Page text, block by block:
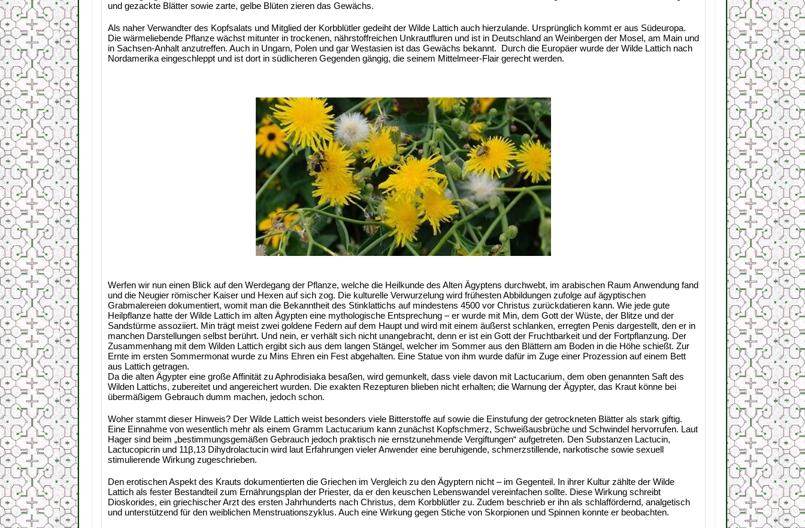
und gezackte Blätter sowie zarte, gelbe Blüten zieren das Gewächs.
Als naher Verwandter des Kopfsalats und Mitglied der Korbblütler gedeiht der Wilde Lattich auch hierzulande. Ursprünglich kommt er aus Südeuropa.
Die wärmeliebende Pflanze wächst mitunter in trockenen, nährstoffreichen Unkrautfluren und ist in Deutschland an Weinbergen der Mosel, am Main und
in Sachsen-Anhalt anzutreffen. Auch in Ungarn, Polen und gar Westasien ist das Gewächs bekannt. Durch die Europäer wurde der Wilde Lattich nach
Nordamerika eingeschleppt und ist dort in südlicheren Gegenden gängig, die seinem Mittelmeer-Flair gerecht werden.
Werfen wir nun einen Blick auf den Werdegang der Pflanze, welche die Heilkunde des Alten Ägyptens durchwebt, im arabischen Raum Anwendung fand
und die Neugier römischer Kaiser und Hexen auf sich zog. Die kulturelle Verwurzelung wird frühesten Abbildungen zufolge auf ägyptischen
Grabmalereien dokumentiert, womit man die Bekanntheit des Stinklattichs auf mindestens 4500 vor Christus zurückdatieren kann. Wie jede gute
Heilpflanze hatte der Wilde Lattich im alten Ägypten eine mythologische Entsprechung – er wurde mit Min, dem Gott der Wüste, der Blitze und der
Sandstürme assoziiert. Min trägt meist zwei goldene Federn auf dem Haupt und wird mit einem äußerst schlanken, erregten Penis dargestellt, den er in
manchen Darstellungen selbst berührt. Und nein, er verhält sich nicht unangebracht, denn er ist ein Gott der Fruchtbarkeit und der Fortpflanzung. Der
Zusammenhang mit dem Wilden Lattich ergibt sich aus dem langen Stängel, welcher im Sommer aus den Blättern am Boden in die Höhe schießt. Zur
Ernte im ersten Sommermonat wurde zu Mins Ehren ein Fest abgehalten. Eine Statue von ihm wurde dafür im Zuge einer Prozession auf einem Bett
aus Lattich getragen.
Da die alten Ägypter eine große Affinität zu Aphrodisiaka besaßen, wird gemunkelt, dass viele davon mit Lactucarium, dem oben genannten Saft des
Wilden Lattichs, zubereitet und angereichert wurden. Die exakten Rezepturen blieben nicht erhalten; die Warnung der Ägypter, das Kraut könne bei
übermäßigem Gebrauch dumm machen, jedoch schon.
Woher stammt dieser Hinweis? Der Wilde Lattich weist besonders viele Bitterstoffe auf sowie die Einstufung der getrockneten Blätter als stark giftig.
Eine Einnahme von wesentlich mehr als einem Gramm Lactucarium kann zunächst Kopfschmerz, Schweißausbrüche und Schwindel hervorrufen. Laut
Hager sind beim „bestimmungsgemäßen Gebrauch jedoch praktisch nie ernstzunehmende Vergiftungen“ aufgetreten. Den Substanzen Lactucin,
Lactucopicrin und 11β,13 Dihydrolactucin wird laut Erfahrungen vieler Anwender eine beruhigende, schmerzstillende, narkotische sowie sexuell
stimulierende Wirkung zugeschrieben.
Den erotischen Aspekt des Krauts dokumentierten die Griechen im Vergleich zu den Ägyptern nicht – im Gegenteil. In ihrer Kultur zählte der Wilde
Lattich als fester Bestandteil zum Ernährungsplan der Priester, da er den keuschen Lebenswandel vereinfachen sollte. Diese Wirkung schreibt
Dioskorides, ein griechischer Arzt des ersten Jahrhunderts nach Christus, dem Korbblütler zu. Zudem beschrieb er ihn als schlaffördernd, analgetisch
und unterstützend für den weiblichen Menstruationszyklus. Auch eine Wirkung gegen Stiche von Skorpionen und Spinnen konnte er beobachten.